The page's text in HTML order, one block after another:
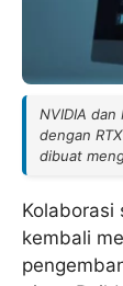
NVIDIA
dengan
dibuat
Kolaborasi
kembali